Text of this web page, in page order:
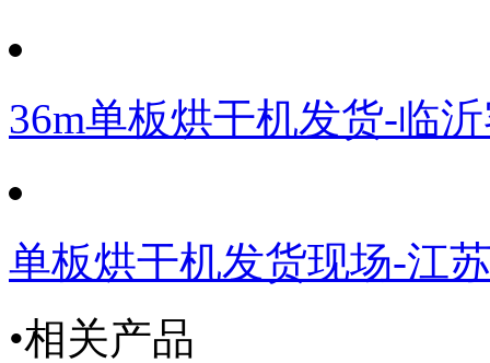
36m单板烘干机发货-临
单板烘干机发货现场-江
•相关产品